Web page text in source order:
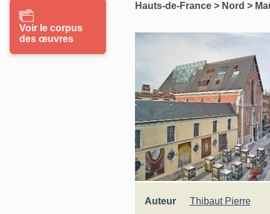
Hauts-de-France > Nord >
Auteur
Thibaut Pierre
Voir le corpus
des œuvres